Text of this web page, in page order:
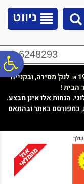
ניווט
02-6248293
₪ לנק' מסירה, ובקנייה
הבית !
הנחות אלו אינן מבצע.
כמפורסם באתר ובהתאם
שלך